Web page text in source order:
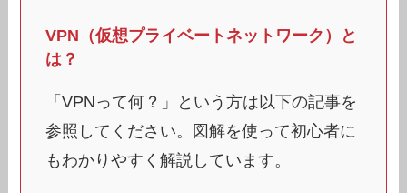
VPN（仮想プライベートネットワーク）と
は？
「VPNって何？」という方は以下の記事を
参照してください。図解を使って初心者に
もわかりやすく解説しています。